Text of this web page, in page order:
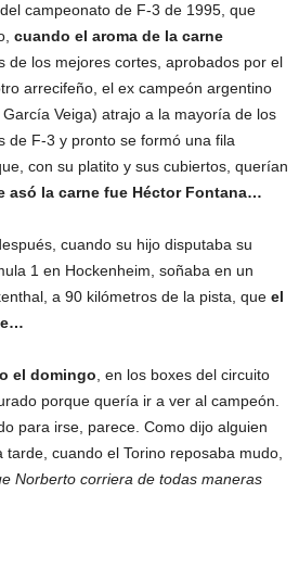
campeonato de F-3 de 1995, que
cuando el aroma de la carne
de los mejores cortes, aprobados por el
arrecifeño, el ex campeón argentino
Veiga) atrajo a la mayoría de los
de F-3 y pronto se formó una fila
con su platito y sus cubiertos, querían
asó la carne fue Héctor Fontana…
cuando su hijo disputaba su
1 en Hockenheim, soñaba en un
a 90 kilómetros de la pista, que el
el domingo , en los boxes del circuito
porque quería ir a ver al campeón.
para irse, parece. Como dijo alguien
tarde, cuando el Torino reposaba mudo,
Norberto corriera de todas maneras